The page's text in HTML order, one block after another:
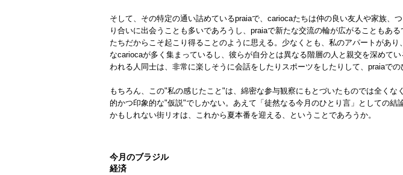
そして、その特定の通い詰めているpraiaで、cariocaたちは仲の良い友人や家族、
り合いに出会うことも多いであろうし、praiaで新たな交流の輪が広がることもあ
たちだからこそ起こり得ることのように思える。少なくとも、私のアパートがあ
なcariocaが多く集まっているし、彼らが自分とは異なる階層の人と親交を深めて
われる人同士は、非常に楽しそうに会話をしたりスポーツをしたりして、praiaでの
もちろん、この"私の感じたこと"は、綿密な参与観察にもとづいたものでは全く
的かつ印象的な"仮説"でしかない。あえて「徒然なる今月のひとり言」としての
かもしれない街リオは、これから夏本番を迎える、ということであろうか。
今月のブラジル
経済